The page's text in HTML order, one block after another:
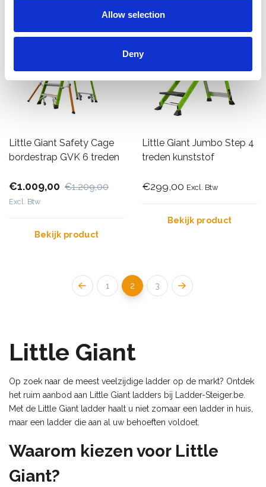
Allow selection
Deny
Little Giant Safety Cage
bordestrap GVK 6 treden
€1.009,00 €1.209,00
Excl. Btw
Bekijk product
Little Giant Jumbo Step 4
treden kunststof
€299,00 Excl. Btw
Bekijk product
1 2 3
Little Giant
Op zoek naar de meest veelzijdige ladder op de markt? Ontdek
het ruim aanbod aan Little Giant ladders bij Ladder-Steiger.be.
Met de Little Giant ladder haalt u niet zomaar een ladder in huis,
maar een ladder die aan al uw behoeften voldoet.
Waarom kiezen voor Little
Giant?